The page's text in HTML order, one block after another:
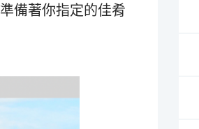
備著你指定的佳肴